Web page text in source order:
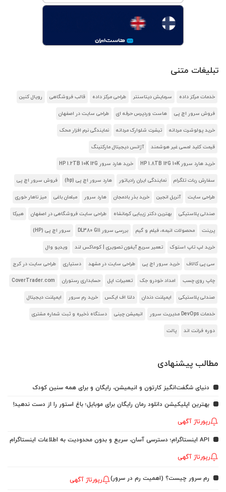
تبلیغات متنی
خدمات مرکز داده سرمایش دیتاسنتر طراحی مرکز داده قالب فروشگاهی رویال کنین
فروش سرور اچ پی هاست وردپرس حرفه ای طراحی سایت در اصفهان
خرید پولوشرت مردانه تیشرت شلوارک مردانه نمایندگی نرم افزار محک
قیمت کلید لمسی غیر هوشمند آژانس دیجیتال مارکتینگ
خرید هارد سرور HP 1.8TB 12G 10K خرید هارد سرور HP 1.2TB 10K 12G
سفارش ربات تلگرام نمایندگی ایران رادیاتور هارد سرور اچ پی (hp) فروش سرور اچ پی
طراحی سایت آنریل انجین خرید بذر بادمجان هارد سرور مبلمان باغی میز ناهار خوری
صندلی پلاستیکی بهترین دکتر زیبایی کرمانشاه طراحی سایت فروشگاهی در اصفهان هیرکا
پرینت محصولات انیمه، فیلم و گیم بررسی سرور DL380 G11 سرور اچ پی (HP)
خرید لپ تاپ استوک تعمیر سریع آیفون تصویری | کوماکس لند ویدیو وال
سی پی کالاف خرید سرور اچ پی طراحی سایت در مشهد دستیاری طراحی سایت در کرج
چاپ روی چسب امداد خودرو جک تعمیرات اپل حسابداری رستوران CoverTrader.com
صندلی پلاستیکی ایمپلنت دندان دلتا اف ایکس خرید رم سرور ایمپلنت دیجیتال
خدمات DevOps مدیریت سرور انیمیشن چینی دستگاه ذخیره و ثبت شماره مشتری
دوره فرانت اند پالت
مطالب پیشنهادی
دنیای شگفت‌انگیز کارتون و انیمیشن، رایگان و برای همه سنین کودک
بهترین اپلیکیشن دانلود رمان رایگان برای موبایل؛ باغ استور را از دست ندهید!
رپورتاژ آگهی
API اینستاگرام؛ دسترسی آسان، سریع و بدون محدودیت به اطلاعات اینستاگرام
رپورتاژ آگهی
رم سرور چیست؟ (اهمیت رم در سرور) رپورتاژ آگهی